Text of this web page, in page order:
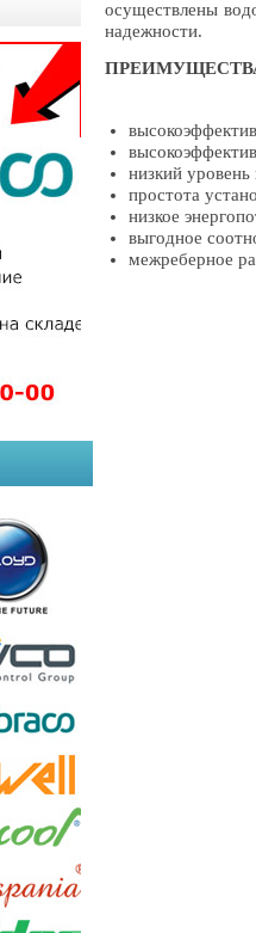
осуществлены
надежности.
низкий
простота
низкое
выгодное
межреберное